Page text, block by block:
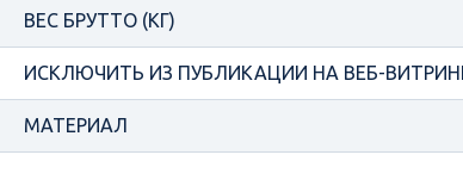
ВЕС БРУТТО (КГ)
ИСКЛЮЧИТЬ ИЗ ПУБЛИКАЦИИ НА ВЕБ-
МАТЕРИАЛ